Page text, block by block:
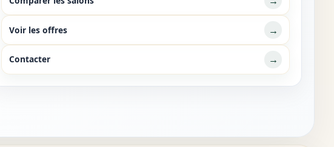
Voir les offres →
Contacter →